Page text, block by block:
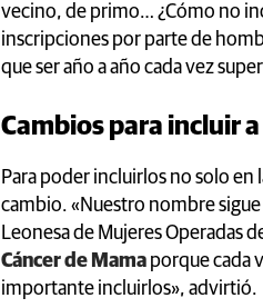
vecino, de primo… ¿Cómo no
inscripciones por parte de
que ser año a año cada vez
Cambios para incluir
Para poder incluirlos no solo en
cambio. «Nuestro nombre
Leonesa de Mujeres Operadas
Cáncer de Mama porque cada
importante incluirlos», advirtió.